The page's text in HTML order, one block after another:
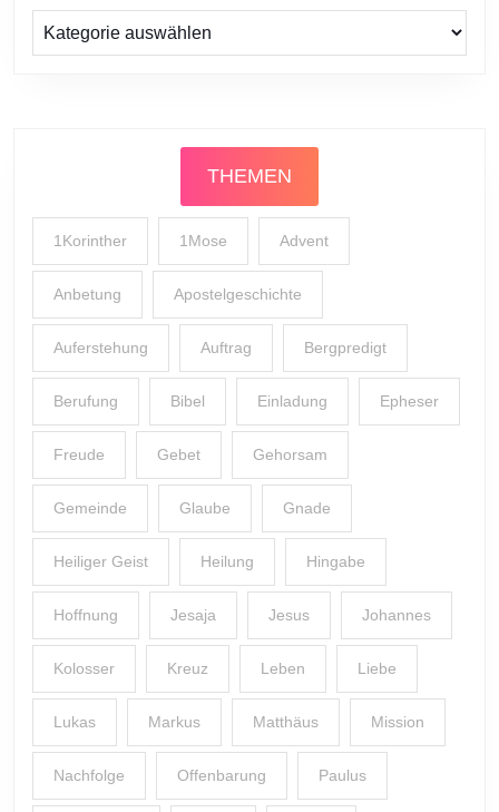
Prediger
THEMEN
1Korinther 1Mose Advent
Anbetung Apostelgeschichte
Auferstehung Auftrag Bergpredigt
Berufung Bibel Einladung Epheser
Freude Gebet Gehorsam
Gemeinde Glaube Gnade
Heiliger Geist Heilung Hingabe
Hoffnung Jesaja Jesus Johannes
Kolosser Kreuz Leben Liebe
Lukas Markus Matthäus Mission
Nachfolge Offenbarung Paulus